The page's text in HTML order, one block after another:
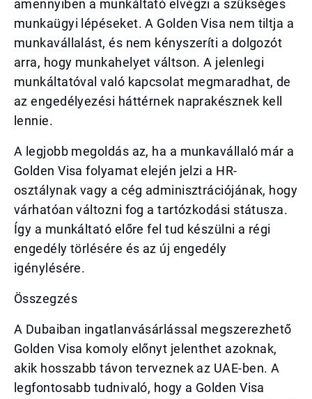
amennyiben a munkáltató elvégzi a szükséges
munkaügyi lépéseket. A Golden Visa nem tiltja a
munkavállalást, és nem kényszeríti a dolgozót
arra, hogy munkahelyet váltson. A jelenlegi
munkáltatóval való kapcsolat megmaradhat, de
az engedélyezési háttérnek naprakésznek kell
lennie.
A legjobb megoldás az, ha a munkavállaló már a
Golden Visa folyamat elején jelzi a HR-
osztálynak vagy a cég adminisztrációjának, hogy
várhatóan változni fog a tartózkodási státusza.
Így a munkáltató előre fel tud készülni a régi
engedély törlésére és az új engedély
igénylésére.
Összegzés
A Dubaiban ingatlanvásárlással megszerezhető
Golden Visa komoly előnyt jelenthet azoknak,
akik hosszabb távon terveznek az UAE-ben. A
legfontosabb tudnivaló, hogy a Golden Visa